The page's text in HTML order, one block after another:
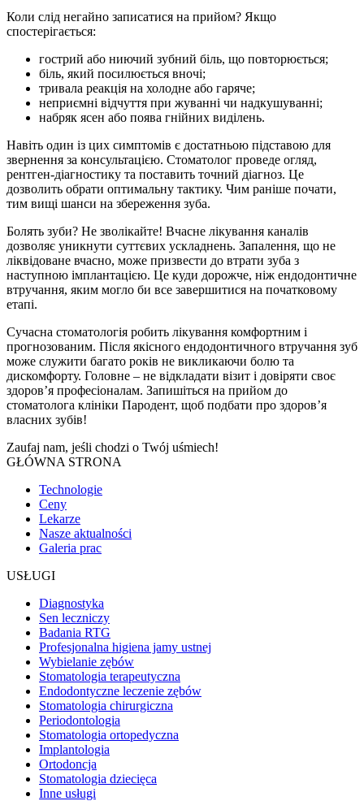
Коли слід негайно записатися на прийом? Якщо
спостерігається:
гострий або ниючий зубний біль, що повторюється;
біль, який посилюється вночі;
тривала реакція на холодне або гаряче;
неприємні відчуття при жуванні чи надкушуванні;
набряк ясен або поява гнійних виділень.
Навіть один із цих симптомів є достатньою підставою для
звернення за консультацією. Стоматолог проведе огляд,
рентген-діагностику та поставить точний діагноз. Це
дозволить обрати оптимальну тактику. Чим раніше почати,
тим вищі шанси на збереження зуба.
Болять зуби? Не зволікайте! Вчасне лікування каналів
дозволяє уникнути суттєвих ускладнень. Запалення, що не
ліквідоване вчасно, може призвести до втрати зуба з
наступною імплантацією. Це куди дорожче, ніж ендодонтичне
втручання, яким могло би все завершитися на початковому
етапі.
Сучасна стоматологія робить лікування комфортним і
прогнозованим. Після якісного ендодонтичного втручання зуб
може служити багато років не викликаючи болю та
дискомфорту. Головне – не відкладати візит і довіряти своє
здоров’я професіоналам. Запишіться на прийом до
стоматолога клініки Пародент, щоб подбати про здоров’я
власних зубів!
Zaufaj nam, jeśli chodzi o Twój uśmiech!
GŁÓWNA STRONA
Technologie
Ceny
Lekarze
Nasze aktualności
Galeria prac
USŁUGI
Diagnostyka
Sen leczniczy
Badania RTG
Profesjonalna higiena jamy ustnej
Wybielanie zębów
Stomatologia terapeutyczna
Endodontyczne leczenie zębów
Stomatologia chirurgiczna
Periodontologia
Stomatologia ortopedyczna
Implantologia
Ortodoncja
Stomatologia dziecięca
Inne usługi